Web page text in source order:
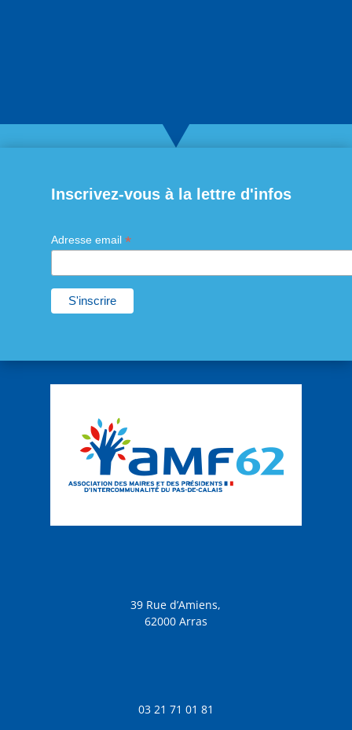
Inscrivez-vous à la lettre d'infos
Adresse email *
39 Rue d’Amiens,
62000 Arras
03 21 71 01 81